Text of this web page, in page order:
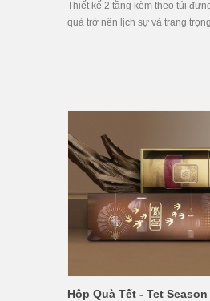
Thiết kế 2 tầng kèm theo túi
quà trở nên lịch sự và trang
Hộp Quà Tết - Tet